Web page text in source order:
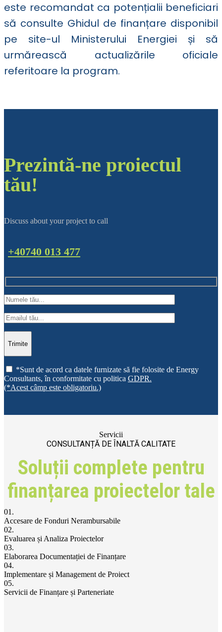
este recomandat ca potențialii beneficiari
să consulte Ghidul de finanțare disponibil
pe site-ul Ministerului Energiei și să
urmărească actualizările oficiale
referitoare la program.
Prezintă-ne proiectul
tău!
Discuss about your project to call
+40740 013 477
Trimite
*Sunt de acord ca datele furnizate să fie folosite de Energy
Consultants, în conformitate cu politica GDPR.
(*Acest câmp este obligatoriu.)
Servicii
CONSULTANȚĂ DE ÎNALTĂ CALITATE
Soluții complete pentru
finanțarea proiectelor tale
01.
Accesare de Fonduri Nerambursabile
02.
Evaluarea și Analiza Proiectelor
03.
Elaborarea Documentației de Finanțare
04.
Implementare și Management de Proiect
05.
Servicii de Finanțare și Parteneriate